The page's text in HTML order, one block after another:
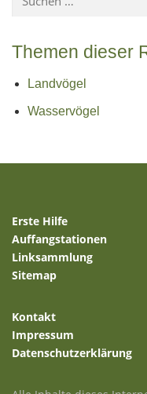
nach:
Themen dieser
Landvögel
Wasservögel
Erste Hilfe
Auffangstationen
Linksammlung
Sitemap
Kontakt
Impressum
Datenschutzerklärung